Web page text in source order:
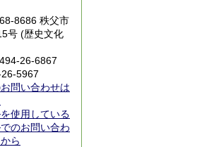
8686 秩父市
号 (歴史文化
26-6867
5967
問い合わせは
使用している
のお問い合わ
ら